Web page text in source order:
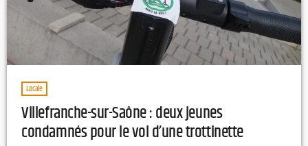
Locale
Villefranche-sur-Saône : deux jeunes
condamnés pour le vol d’une trottinette